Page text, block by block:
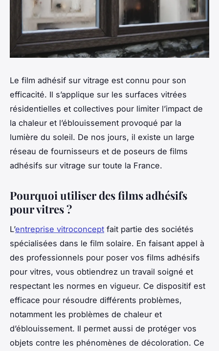
Le film adhésif sur vitrage est connu pour son
efficacité. Il s’applique sur les surfaces vitrées
résidentielles et collectives pour limiter l’impact de
la chaleur et l’éblouissement provoqué par la
lumière du soleil. De nos jours, il existe un large
réseau de fournisseurs et de poseurs de films
adhésifs sur vitrage sur toute la France.
Pourquoi utiliser des films adhésifs
pour vitres ?
L’entreprise vitroconcept fait partie des sociétés
spécialisées dans le film solaire. En faisant appel à
des professionnels pour poser vos films adhésifs
pour vitres, vous obtiendrez un travail soigné et
respectant les normes en vigueur. Ce dispositif est
efficace pour résoudre différents problèmes,
notamment les problèmes de chaleur et
d’éblouissement. Il permet aussi de protéger vos
objets contre les phénomènes de décoloration. Ce